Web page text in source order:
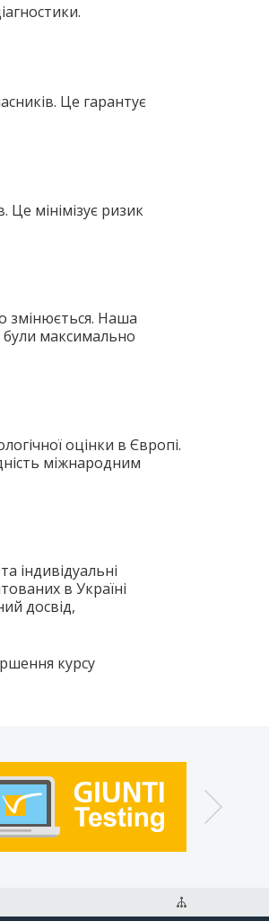
Це гарантує
Це мінімізує ризик
змінюється. Наша
були максимально
оцінки в Європі.
міжнародним
індивідуальні
в Україні
досвід,
курсу